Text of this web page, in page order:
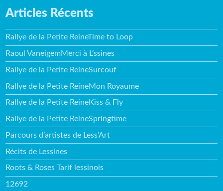
Articles Récents
Rallye de la Petite ReineTime to Loop
Raoul VaneigemMerci à L’ssines
Rallye de la Petite ReineSurcouf
Rallye de la Petite ReineMon Royaume
Rallye de la Petite ReineKiss & Fly
Rallye de la Petite ReineSpringtime
Parcours d’artistes de Less’Art
Récits de Lessines
Roots & Roses Tarif lessinois
12692